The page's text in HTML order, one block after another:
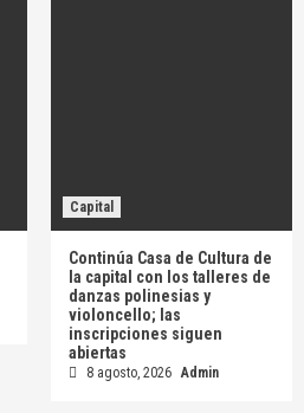
Capital
Continúa Casa de Cultura de
la capital con los talleres de
danzas polinesias y
violoncello; las
inscripciones siguen
abiertas
8 agosto, 2026 Admin